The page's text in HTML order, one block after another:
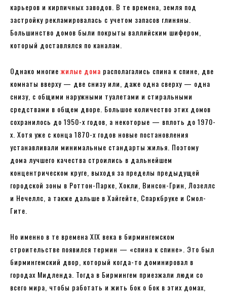
карьеров и кирпичных заводов. В те времена, земля под
застройку рекламировалась с учетом запасов глиняны.
Большинство домов были покрыты валлийским шифером,
который доставлялся по каналам.
Однако многие жилые дома располагались спина к спине, две
комнаты вверху — две снизу или, даже одна сверху — одна
снизу, с общими наружными туалетами и стиральными
средствами в общем дворе. Большое количество этих домов
сохранилось до 1950-х годов, а некоторые — вплоть до 1970-
х. Хотя уже с конца 1870-х годов новые постановления
устанавливали минимальные стандарты жилья. Поэтому
дома лучшего качества строились в дальнейшем
концентрическом круге, выходя за пределы предыдущей
городской зоны в Роттон-Парке, Хокли, Винсон-Грин, Лозеллс
и Нечеллс, а также дальше в Хайгейте, Спаркбруке и Смол-
Гите.
Но именно в те времена XIX века в бирмингемском
строительстве появился термин — «спина к спине». Это был
бирмингемский двор, который когда-то доминировал в
городах Мидленда. Тогда в Бирмингем приезжали люди со
всего мира, чтобы работать и жить бок о бок в этих домах,